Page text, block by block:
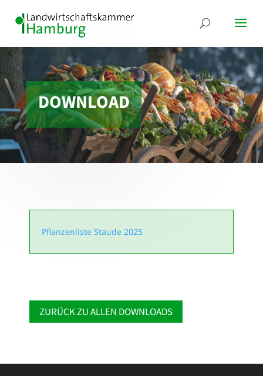
DOWNLOAD
Pflanzenliste Staude 2025
ZURÜCK ZU ALLEN DOWNLOADS